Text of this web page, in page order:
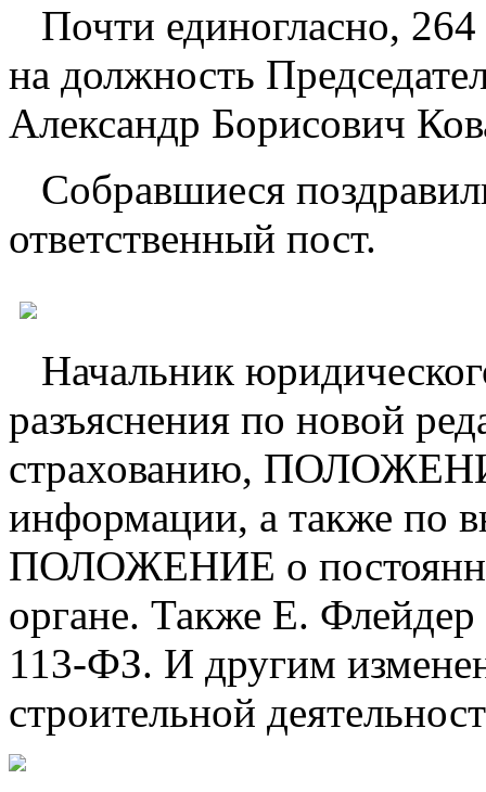
Почти единогласно, 264
на должность
Александр Борисович
Собравшиеся
ответственный пост.
Начальник
разъяснения по новой
страхованию,
информации, а также по
ПОЛОЖЕНИЕ о
органе. Также Е.
113-ФЗ. И другим
строительной